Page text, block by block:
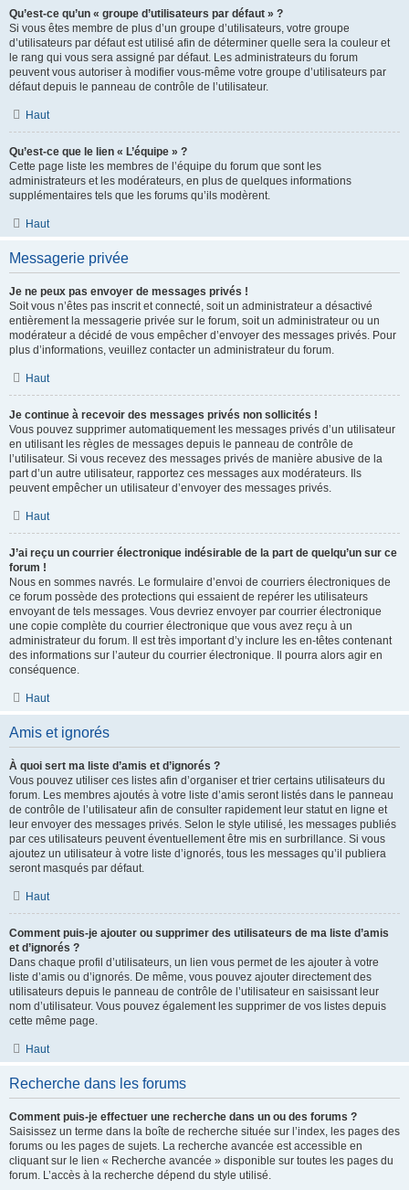
Qu’est-ce qu’un « groupe d’utilisateurs par défaut » ?
Si vous êtes membre de plus d’un groupe d’utilisateurs, votre groupe
d’utilisateurs par défaut est utilisé afin de déterminer quelle sera la couleur et
le rang qui vous sera assigné par défaut. Les administrateurs du forum
peuvent vous autoriser à modifier vous-même votre groupe d’utilisateurs par
défaut depuis le panneau de contrôle de l’utilisateur.
Haut
Qu’est-ce que le lien « L’équipe » ?
Cette page liste les membres de l’équipe du forum que sont les
administrateurs et les modérateurs, en plus de quelques informations
supplémentaires tels que les forums qu’ils modèrent.
Haut
Messagerie privée
Je ne peux pas envoyer de messages privés !
Soit vous n’êtes pas inscrit et connecté, soit un administrateur a désactivé
entièrement la messagerie privée sur le forum, soit un administrateur ou un
modérateur a décidé de vous empêcher d’envoyer des messages privés. Pour
plus d’informations, veuillez contacter un administrateur du forum.
Haut
Je continue à recevoir des messages privés non sollicités !
Vous pouvez supprimer automatiquement les messages privés d’un utilisateur
en utilisant les règles de messages depuis le panneau de contrôle de
l’utilisateur. Si vous recevez des messages privés de manière abusive de la
part d’un autre utilisateur, rapportez ces messages aux modérateurs. Ils
peuvent empêcher un utilisateur d’envoyer des messages privés.
Haut
J’ai reçu un courrier électronique indésirable de la part de quelqu’un sur ce
forum !
Nous en sommes navrés. Le formulaire d’envoi de courriers électroniques de
ce forum possède des protections qui essaient de repérer les utilisateurs
envoyant de tels messages. Vous devriez envoyer par courrier électronique
une copie complète du courrier électronique que vous avez reçu à un
administrateur du forum. Il est très important d’y inclure les en-têtes contenant
des informations sur l’auteur du courrier électronique. Il pourra alors agir en
conséquence.
Haut
Amis et ignorés
À quoi sert ma liste d’amis et d’ignorés ?
Vous pouvez utiliser ces listes afin d’organiser et trier certains utilisateurs du
forum. Les membres ajoutés à votre liste d’amis seront listés dans le panneau
de contrôle de l’utilisateur afin de consulter rapidement leur statut en ligne et
leur envoyer des messages privés. Selon le style utilisé, les messages publiés
par ces utilisateurs peuvent éventuellement être mis en surbrillance. Si vous
ajoutez un utilisateur à votre liste d’ignorés, tous les messages qu’il publiera
seront masqués par défaut.
Haut
Comment puis-je ajouter ou supprimer des utilisateurs de ma liste d’amis
et d’ignorés ?
Dans chaque profil d’utilisateurs, un lien vous permet de les ajouter à votre
liste d’amis ou d’ignorés. De même, vous pouvez ajouter directement des
utilisateurs depuis le panneau de contrôle de l’utilisateur en saisissant leur
nom d’utilisateur. Vous pouvez également les supprimer de vos listes depuis
cette même page.
Haut
Recherche dans les forums
Comment puis-je effectuer une recherche dans un ou des forums ?
Saisissez un terme dans la boîte de recherche située sur l’index, les pages des
forums ou les pages de sujets. La recherche avancée est accessible en
cliquant sur le lien « Recherche avancée » disponible sur toutes les pages du
forum. L’accès à la recherche dépend du style utilisé.